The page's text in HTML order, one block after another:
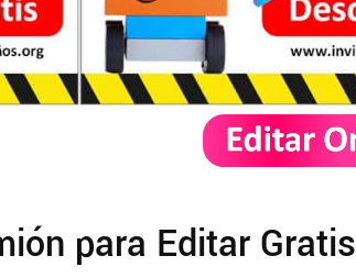
para Editar Gratis